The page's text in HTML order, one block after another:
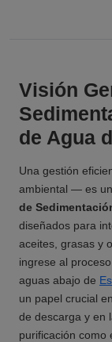
Visión
de Agua
Una gestión
ambiental — es
de
diseñados para
aceites, grasas y
ingrese al
aguas abajo de
un papel crucial
de descarga y en
purificación como